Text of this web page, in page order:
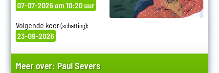
07-07-2026 om 10:20 uur
Volgende keer(schatting):
23-09-2026
Meer over: Paul Severs